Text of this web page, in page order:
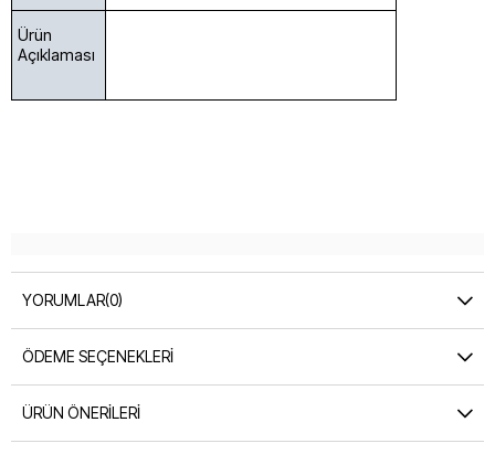
Ürün
Açıklaması
YORUMLAR(0)
ÖDEME SEÇENEKLERI
ÜRÜN ÖNERILERI